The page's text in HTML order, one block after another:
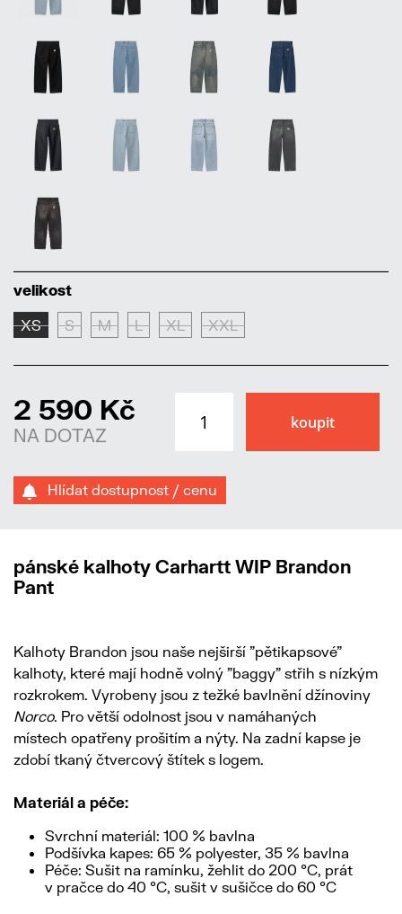
velikost
XS S M L XL XXL
2 590 Kč
NA DOTAZ
Hlídat dostupnost / cenu
pánské kalhoty Carhartt WIP Brandon
Pant
Kalhoty Brandon jsou naše nejširší "pětikapsové"
kalhoty, které mají hodně volný "baggy" střih s nízkým
rozkrokem. Vyrobeny jsou z težké bavlnění džínoviny
Norco. Pro větší odolnost jsou v namáhaných
místech opatřeny prošitím a nýty. Na zadní kapse je
zdobí tkaný čtvercový štítek s logem.
Materiál a péče:
Svrchní materiál: 100 % bavlna
Podšívka kapes: 65 % polyester, 35 % bavlna
Péče: Sušit na ramínku, žehlit do 200 °C, prát
v pračce do 40 °C, sušit v sušičce do 60 °C